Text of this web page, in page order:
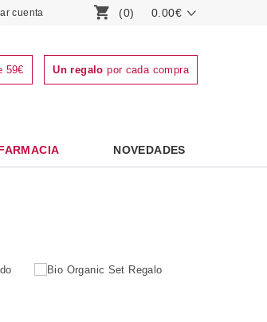
cuenta (0) 0.00€
59€ Un regalo por cada compra
NOVEDADES